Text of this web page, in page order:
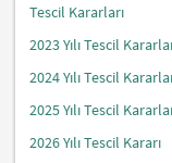
Tescil Kararları
2023 Yılı Tescil
2024 Yılı Tescil
2025 Yılı Tescil
2026 Yılı Tescil Kararı